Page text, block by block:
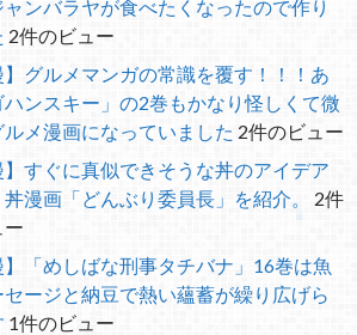
ャンバラヤが食べたくなったので作り
2件のビュー
】グルメマンガの常識を覆す！！！あ
ンスキー」の2巻もかなり怪しくて微
メ漫画になっていました 2件のビュー
】すぐに真似できそうな丼のアイデア
漫画「どんぶり委員長」を紹介。
2件
ー
】「めしばな刑事タチバナ」16巻は魚
セージと納豆で熱い蘊蓄が繰り広げら
1件のビュー